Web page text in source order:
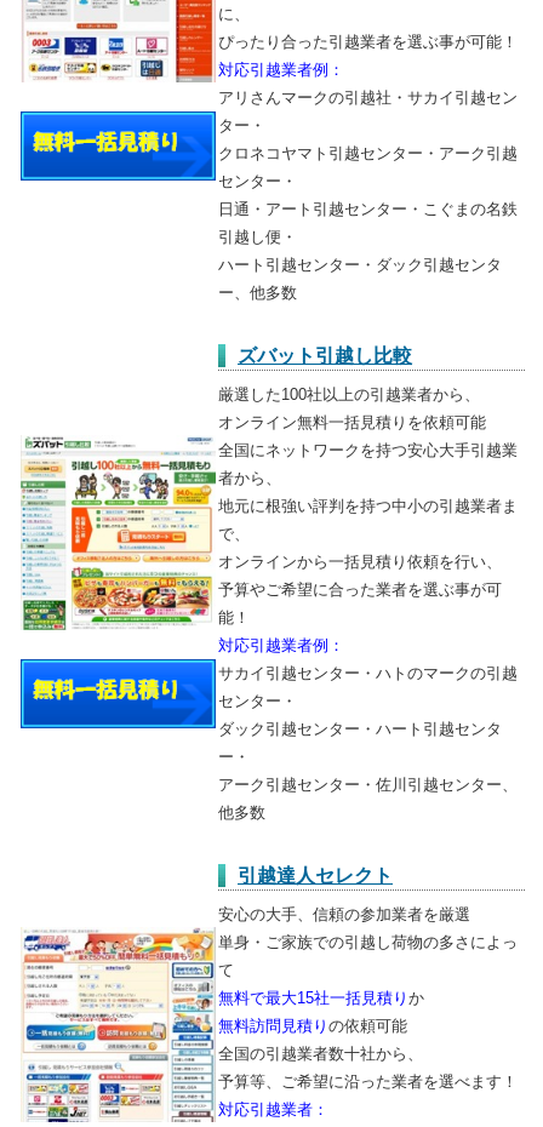
に、
ぴったり合った引越業者を選ぶ事が可能！
対応引越業者例：
アリさんマークの引越社・サカイ引越セン
ター・
クロネコヤマト引越センター・アーク引越
センター・
日通・アート引越センター・こぐまの名鉄
引越し便・
ハート引越センター・ダック引越センタ
ー、他多数
ズバット引越し比較
厳選した100社以上の引越業者から、
オンライン無料一括見積りを依頼可能
全国にネットワークを持つ安心大手引越業
者から、
地元に根強い評判を持つ中小の引越業者ま
で、
オンラインから一括見積り依頼を行い、
予算やご希望に合った業者を選ぶ事が可
能！
対応引越業者例：
サカイ引越センター・ハトのマークの引越
センター・
ダック引越センター・ハート引越センタ
ー・
アーク引越センター・佐川引越センター、
他多数
引越達人セレクト
安心の大手、信頼の参加業者を厳選
単身・ご家族での引越し荷物の多さによっ
て
無料で最大15社一括見積り か
無料訪問見積り の依頼可能
全国の引越業者数十社から、
予算等、ご希望に沿った業者を選べます！
対応引越業者：